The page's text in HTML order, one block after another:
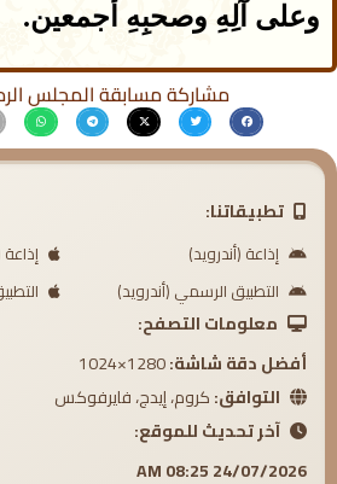
وعلى آلِهِ وصحبِهِ أجمعين.
مشاركة مسابقة المجلس
تطبيقاتنا:
إذاعة (أندرويد)
التطبيق الرسمي (أندرويد)
معلومات التصفح:
أفضل دقة شاشة:
التوافق:كروم، إيدج، فايرفوكس
آخر تحديث للموقع:
24/07/2026 08:25 AM